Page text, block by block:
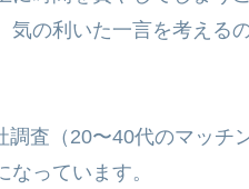
の利いた一言を考える
査（20〜40代のマッチ
っています。